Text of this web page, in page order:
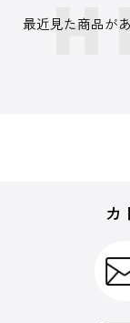
最近見た商品が
カ